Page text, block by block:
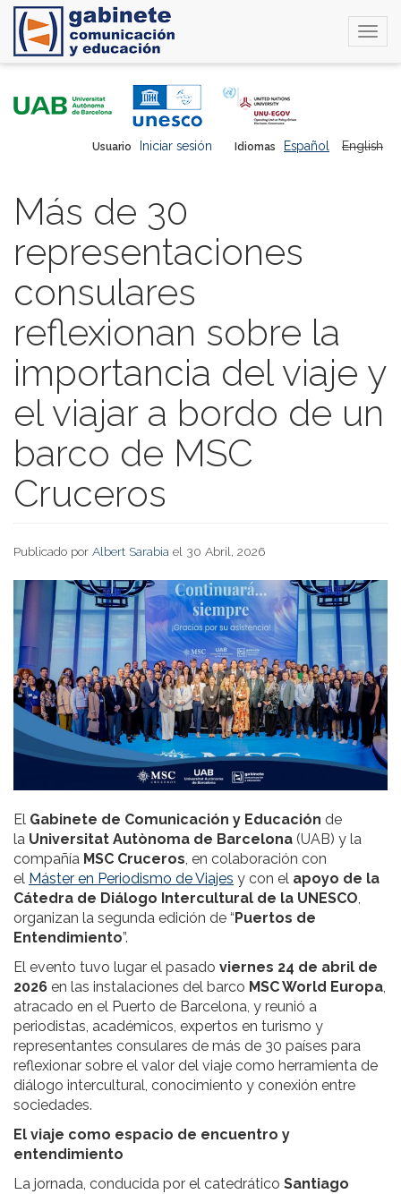
Idiomas Español English
Usuario Iniciar sesión
Más de 30
representaciones
consulares
reflexionan sobre la
importancia del viaje y
el viajar a bordo de un
barco de MSC
Cruceros
Publicado por Albert Sarabia el 30 Abril, 2026
El Gabinete de Comunicación y Educación de
la Universitat Autònoma de Barcelona (UAB) y la
compañía MSC Cruceros, en colaboración con
el Máster en Periodismo de Viajes y con el apoyo de la
Cátedra de Diálogo Intercultural de la UNESCO,
organizan la segunda edición de “ Puertos de
Entendimiento”.
El evento tuvo lugar el pasado viernes 24 de abril de
2026 en las instalaciones del barco MSC World Europa,
atracado en el Puerto de Barcelona, y reunió a
periodistas, académicos, expertos en turismo y
representantes consulares de más de 30 países para
reflexionar sobre el valor del viaje como herramienta de
diálogo intercultural, conocimiento y conexión entre
sociedades.
El viaje como espacio de encuentro y
entendimiento
La jornada, conducida por el catedrático Santiago